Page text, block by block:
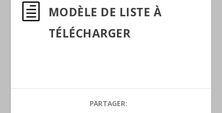
h
MODÈLE DE LISTE À
TÉLÉCHARGER
PARTAGER: